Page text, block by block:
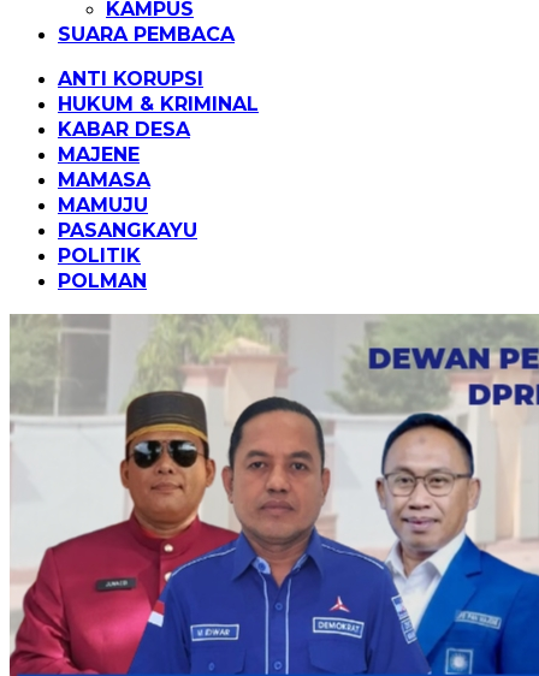
KAMPUS
SUARA PEMBACA
ANTI KORUPSI
HUKUM & KRIMINAL
KABAR DESA
MAJENE
MAMASA
MAMUJU
PASANGKAYU
POLITIK
POLMAN